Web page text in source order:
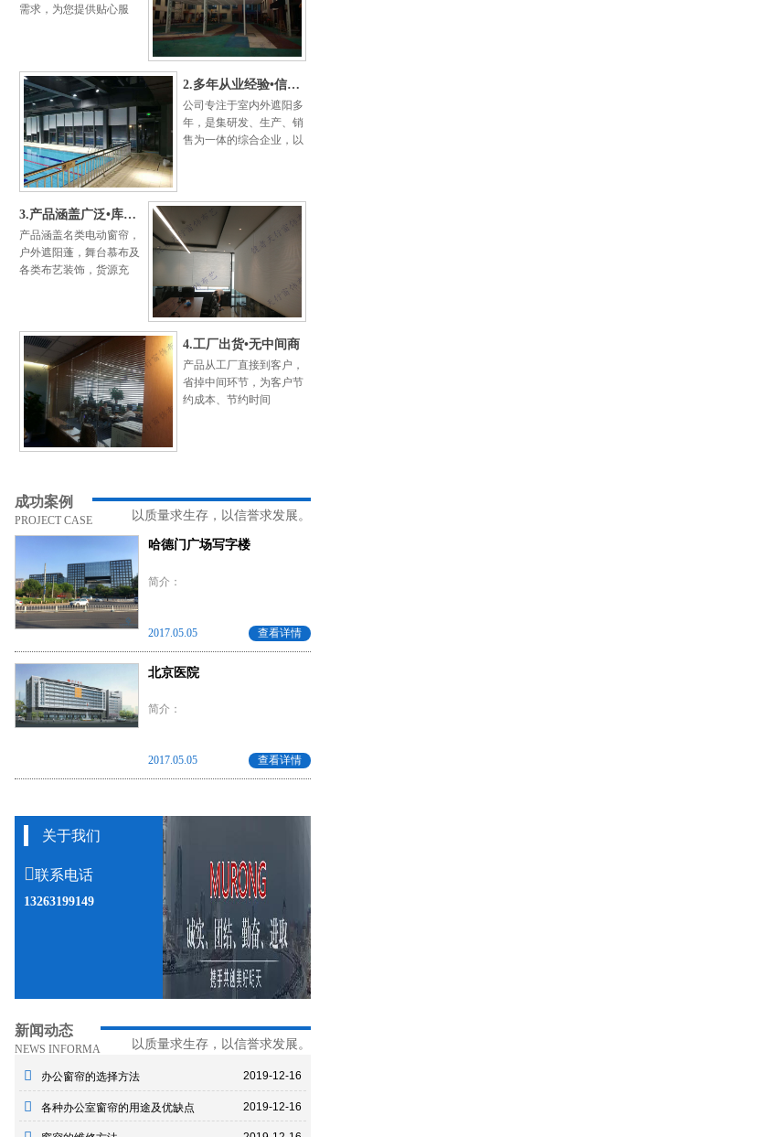
需求，为您提供贴心服
2.多年从业经验•信誉第一
公司专注于室内外遮阳多
年，是集研发、生产、销
售为一体的综合企业，以
3.产品涵盖广泛•库存充足
产品涵盖名类电动窗帘，
户外遮阳蓬，舞台慕布及
各类布艺装饰，货源充
4.工厂出货•无中间商
产品从工厂直接到客户，
省掉中间环节，为客户节
约成本、节约时间
成功案例
PROJECT CASE
以质量求生存，以信誉求发展。
哈德门广场写字楼
简介：
2017.05.05 查看详情
北京医院
简介：
2017.05.05 查看详情
关于我们
联系电话
13263199149
新闻动态
NEWS INFORMA 以质量求生存，以信誉求发展。
办公窗帘的选择方法 2019-12-16
各种办公室窗帘的用途及优缺点 2019-12-16